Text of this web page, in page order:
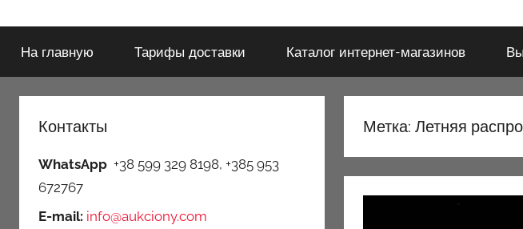
На главную Тарифы доставки Каталог интернет-магазинов
Метка: Летняя
Контакты
WhatsApp +38 599 329 8198, +385 953
672767
E-mail: info@aukciony.com